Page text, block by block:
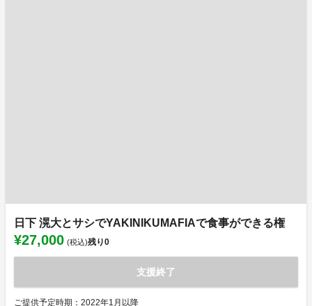
日下 滉大とサシでYAKINIKUMAFIAで食事ができる権
¥27,000 (税込)残り0
支援終了
ご提供予定時期：2022年1月以降